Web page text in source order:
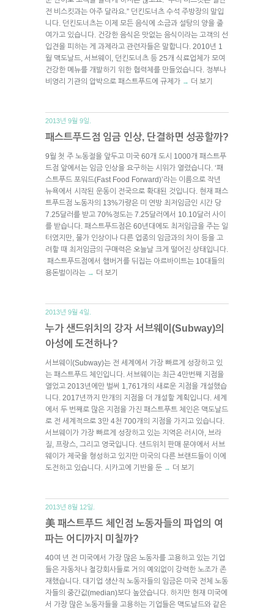
전 비스킷과는 아주 달라요.” 던킨도너츠 수석 주방장의 말입
니다. 던킨도너츠는 이제 모든 음식에 소금과 설탕의 양을 줄
여가고 있습니다. 건강한 음식은 맛없는 음식이라는 고객의 선
입견을 피하는 게 과제라고 관련자들은 말합니다. 2010년 1
월 맥도날드, 서브웨이, 던킨도너츠 등 25개 식료업체가 모여
건강한 메뉴를 개발하기 위한 협력체를 만들었습니다. 정부나
비영리 기관의 압박으로 패스트푸드에 규제가 → 더 보기
2013년 9월 9일.
패스트푸드점 임금 인상, 단결하면 성공할까?
9월 첫 주 노동절을 앞두고 미국 60개 도시 1000개 패스트푸
드점 앞에서는 임금 인상을 요구하는 시위가 열렸습니다. ‘패
스트푸드 포워드(Fast Food Forward)’라는 이름으로 작년
뉴욕에서 시작된 운동이 전국으로 확대된 것입니다. 현재 패스
트푸드점 노동자의 13%가량은 미 연방 최저임금인 시간 당
7.25달러를 받고 70%정도는 7.25달러에서 10.10달러 사이
를 받습니다. 패스트푸드점은 60년대에도 최저임금을 주는 일
터였지만, 물가 인상이나 다른 업종의 임금과의 차이 등을 고
려할 때 최저임금의 구매력은 오늘날 크게 떨어진 상태입니다.
패스트푸드점에서 햄버거를 뒤집는 아르바이트는 10대들의
용돈벌이라는 → 더 보기
2013년 9월 4일.
누가 샌드위치의 강자 서브웨이(Subway)의
아성에 도전하나?
서브웨이(Subway)는 전 세계에서 가장 빠르게 성장하고 있
는 패스트푸드 체인입니다. 서브웨이는 최근 4만번째 지점을
열었고 2013년에만 벌써 1,761개의 새로운 지점을 개설했습
니다. 2017년까지 만개의 지점을 더 개설할 계획입니다. 세계
에서 두 번째로 많은 지점을 가진 패스트푸트 체인은 맥도날드
로 전 세계적으로 3만 4천 700개의 지점을 가지고 있습니다.
서브웨이가 가장 빠르게 성장하고 있는 지역은 러시아, 브라
질, 프랑스, 그리고 영국입니다. 샌드위치 판매 분야에서 서브
웨이가 제국을 형성하고 있지만 미국의 다른 브랜드들이 이에
도전하고 있습니다. 시카고에 기반을 둔 → 더 보기
2013년 8월 12일.
美 패스트푸드 체인점 노동자들의 파업의 여
파는 어디까지 미칠까?
40여 년 전 미국에서 가장 많은 노동자를 고용하고 있는 기업
들은 자동차나 철강회사들로 거의 예외없이 강력한 노조가 존
재했습니다. 대기업 생산직 노동자들의 임금은 미국 전체 노동
자들의 중간값(median)보다 높았습니다. 하지만 현재 미국에
서 가장 많은 노동자들을 고용하는 기업들은 맥도날드와 같은